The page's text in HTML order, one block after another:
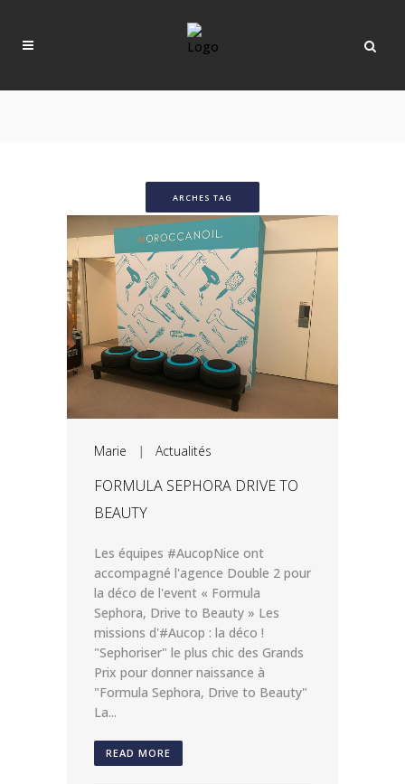
ARCHES TAG
Marie | Actualités
FORMULA SEPHORA DRIVE TO
BEAUTY
Les équipes #AucopNice ont
accompagné l'agence Double 2 pour
la déco de l'event « Formula
Sephora, Drive to Beauty » Les
missions d'#Aucop : la déco !
"Sephoriser" le plus chic des Grands
Prix pour donner naissance à
"Formula Sephora, Drive to Beauty"
La...
READ MORE